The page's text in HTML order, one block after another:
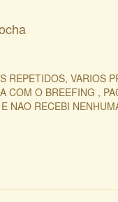
REPETIDOS, VARIOS
COM O BREEFING ,
NAO RECEBI